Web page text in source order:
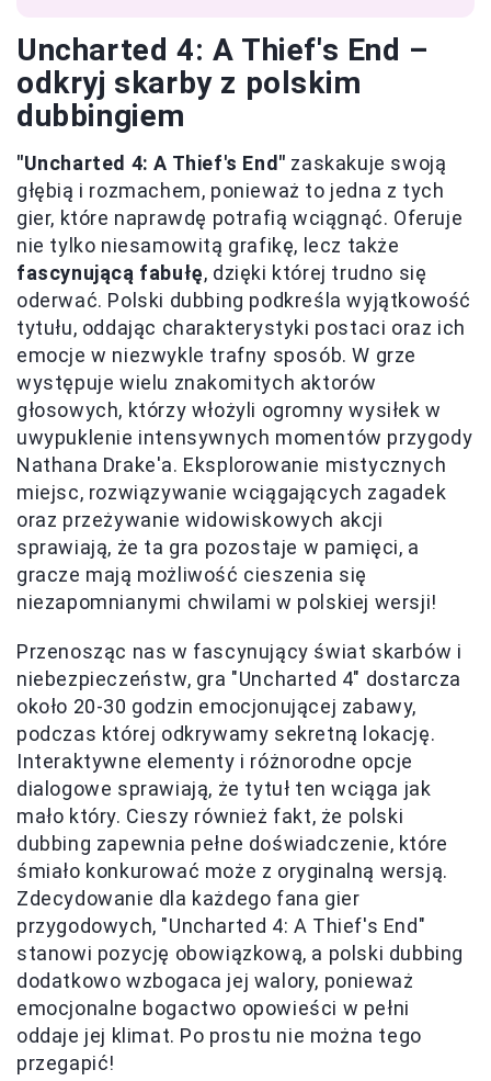
Uncharted 4: A Thief's End –
odkryj skarby z polskim
dubbingiem
"Uncharted 4: A Thief's End" zaskakuje swoją
głębią i rozmachem, ponieważ to jedna z tych
gier, które naprawdę potrafią wciągnąć. Oferuje
nie tylko niesamowitą grafikę, lecz także
fascynującą fabułę, dzięki której trudno się
oderwać. Polski dubbing podkreśla wyjątkowość
tytułu, oddając charakterystyki postaci oraz ich
emocje w niezwykle trafny sposób. W grze
występuje wielu znakomitych aktorów
głosowych, którzy włożyli ogromny wysiłek w
uwypuklenie intensywnych momentów przygody
Nathana Drake'a. Eksplorowanie mistycznych
miejsc, rozwiązywanie wciągających zagadek
oraz przeżywanie widowiskowych akcji
sprawiają, że ta gra pozostaje w pamięci, a
gracze mają możliwość cieszenia się
niezapomnianymi chwilami w polskiej wersji!
Przenosząc nas w fascynujący świat skarbów i
niebezpieczeństw, gra "Uncharted 4" dostarcza
około 20-30 godzin emocjonującej zabawy,
podczas której odkrywamy sekretną lokację.
Interaktywne elementy i różnorodne opcje
dialogowe sprawiają, że tytuł ten wciąga jak
mało który. Cieszy również fakt, że polski
dubbing zapewnia pełne doświadczenie, które
śmiało konkurować może z oryginalną wersją.
Zdecydowanie dla każdego fana gier
przygodowych, "Uncharted 4: A Thief's End"
stanowi pozycję obowiązkową, a polski dubbing
dodatkowo wzbogaca jej walory, ponieważ
emocjonalne bogactwo opowieści w pełni
oddaje jej klimat. Po prostu nie można tego
przegapić!